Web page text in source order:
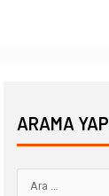
ARAMA YAP